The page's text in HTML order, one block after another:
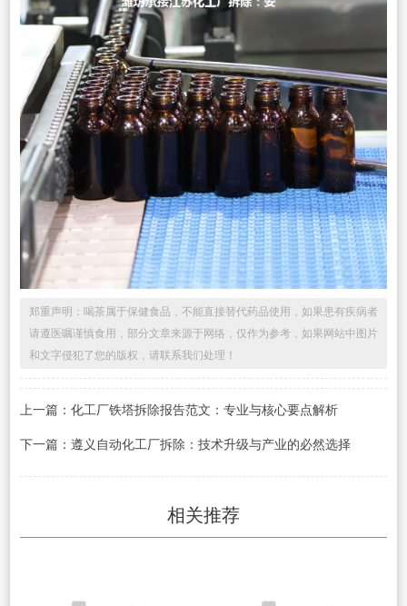
郑重声明：喝茶属于保健食品，不能直接替代药品使用，如果患有疾病者
请遵医嘱谨慎食用，部分文章来源于网络，仅作为参考，如果网站中图片
和文字侵犯了您的版权，请联系我们处理！
上一篇：化工厂铁塔拆除报告范文：专业与核心要点解析
下一篇：遵义自动化工厂拆除：技术升级与产业的必然选择
相关推荐